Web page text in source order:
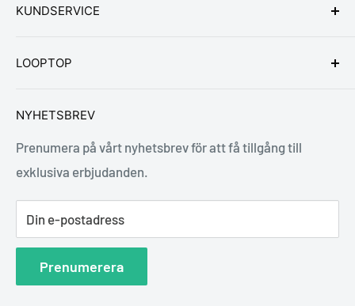
Stationära datorer
KUNDSERVICE
Vanliga frågor
Retur & byte
Cookies & integritetspolicy
Garanti & service
LOOPTOP
Vilka är vi?
Skick & klassificering
NYHETSBREV
Prenumera på vårt nyhetsbrev för att få tillgång till
exklusiva erbjudanden.
Din e-postadress
Prenumerera